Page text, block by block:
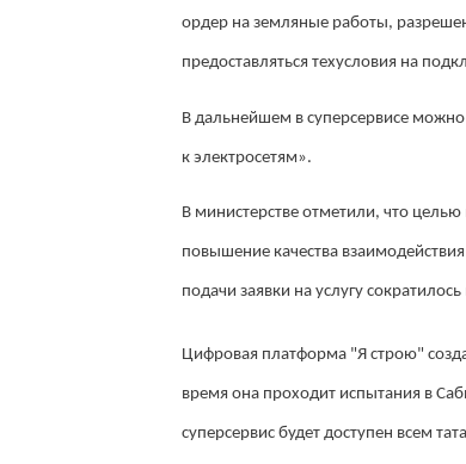
ордер на земляные работы,
предоставляться техусловия на
В дальнейшем в суперсервисе можно
к электросетям».
В министерстве отметили, что
повышение качества
подачи заявки на услугу сократилось
Цифровая платформа "Я строю"
время она проходит испытания в
суперсервис будет доступен всем